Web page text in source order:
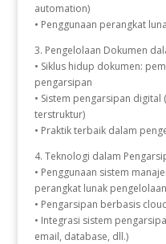
automation)
• Penggunaan perangkat
3. Pengelolaan Dokumen
• Siklus hidup dokumen:
pengarsipan
• Sistem pengarsipan
terstruktur)
• Praktik terbaik dalam
4. Teknologi dalam
• Penggunaan sistem
perangkat lunak
• Pengarsipan berbasis
• Integrasi sistem
email, database, dll.)